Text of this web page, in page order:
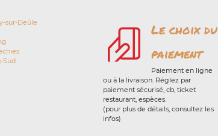
sur-Deûle
Sud
Le choix du
paiement
Paiement en ligne
ou à la livraison. Réglez par
paiement sécurisé, cb, ticket
restaurant, espèces.
(pour plus de détails, consultez les
infos)